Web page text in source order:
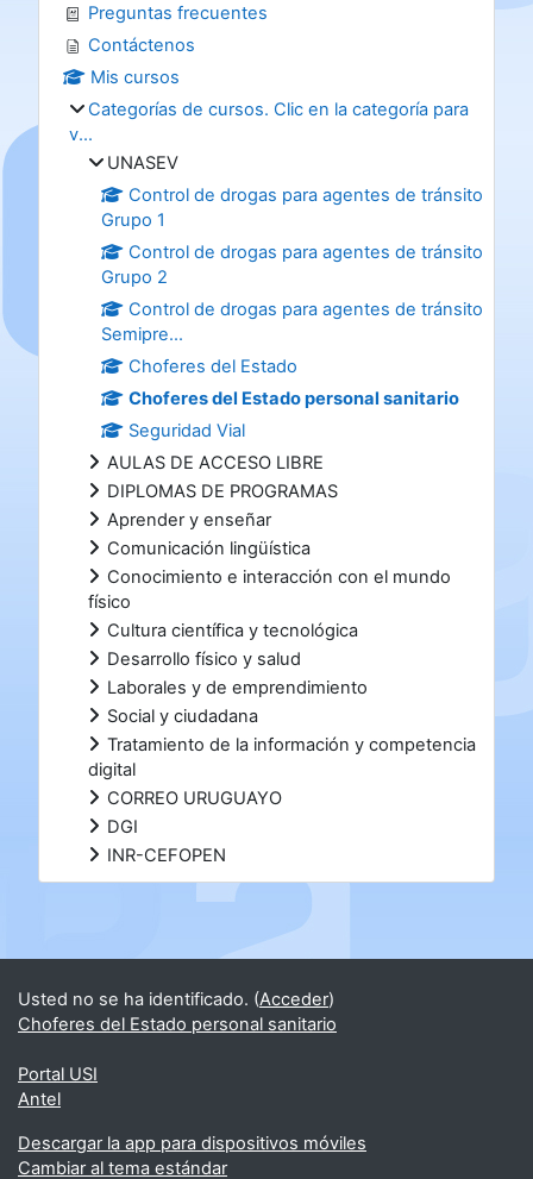
Preguntas frecuentes
Contáctenos
Mis cursos
Categorías de cursos. Clic en la categoría para
v...
UNASEV
Control de drogas para agentes de tránsito
Grupo 1
Control de drogas para agentes de tránsito
Grupo 2
Control de drogas para agentes de tránsito
Semipre...
Choferes del Estado
Choferes del Estado personal sanitario
Seguridad Vial
AULAS DE ACCESO LIBRE
DIPLOMAS DE PROGRAMAS
Aprender y enseñar
Comunicación lingüística
Conocimiento e interacción con el mundo
físico
Cultura científica y tecnológica
Desarrollo físico y salud
Laborales y de emprendimiento
Social y ciudadana
Tratamiento de la información y competencia
digital
CORREO URUGUAYO
DGI
INR-CEFOPEN
Bloques suplementarios
Usted no se ha identificado. (Acceder)
Choferes del Estado personal sanitario
Portal USI
Antel
Descargar la app para dispositivos móviles
Cambiar al tema estándar